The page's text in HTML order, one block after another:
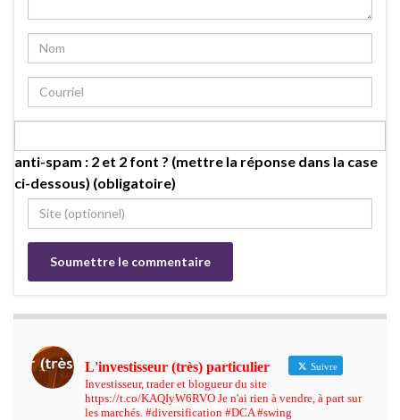
anti-spam : 2 et 2 font ? (mettre la réponse dans la case
ci-dessous) (obligatoire)
L'investisseur (très) particulier Suivre
Investisseur, trader et blogueur du site
https://t.co/KAQIyW6RVO Je n'ai rien à vendre, à part sur
les marchés. #diversification #DCA #swing